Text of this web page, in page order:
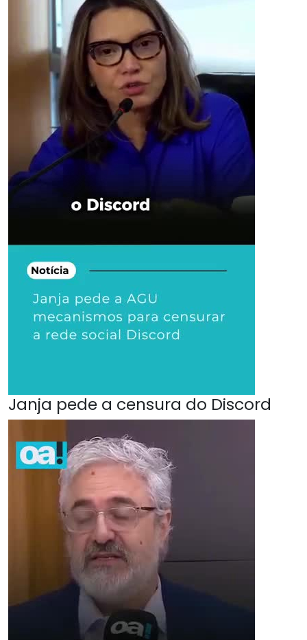
Janja pede a censura do Discord